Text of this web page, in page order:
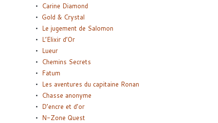
Carine Diamond
Gold & Crystal
Le jugement de Salomon
L’Elixir d’Or
Lueur
Chemins Secrets
Fatum
Les aventures du capitaine Ronan
Chasse anonyme
D’encre et d’or
N-Zone Quest